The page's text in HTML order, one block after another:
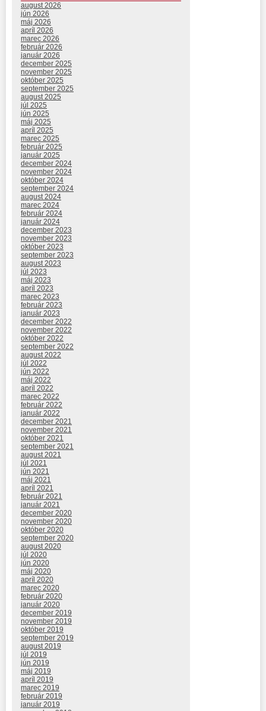
august 2026
jún 2026
máj 2026
apríl 2026
marec 2026
február 2026
január 2026
december 2025
november 2025
október 2025
september 2025
august 2025
júl 2025
jún 2025
máj 2025
apríl 2025
marec 2025
február 2025
január 2025
december 2024
november 2024
október 2024
september 2024
august 2024
marec 2024
február 2024
január 2024
december 2023
november 2023
október 2023
september 2023
august 2023
júl 2023
máj 2023
apríl 2023
marec 2023
február 2023
január 2023
december 2022
november 2022
október 2022
september 2022
august 2022
júl 2022
jún 2022
máj 2022
apríl 2022
marec 2022
február 2022
január 2022
december 2021
november 2021
október 2021
september 2021
august 2021
júl 2021
jún 2021
máj 2021
apríl 2021
február 2021
január 2021
december 2020
november 2020
október 2020
september 2020
august 2020
júl 2020
jún 2020
máj 2020
apríl 2020
marec 2020
február 2020
január 2020
december 2019
november 2019
október 2019
september 2019
august 2019
júl 2019
jún 2019
máj 2019
apríl 2019
marec 2019
február 2019
január 2019